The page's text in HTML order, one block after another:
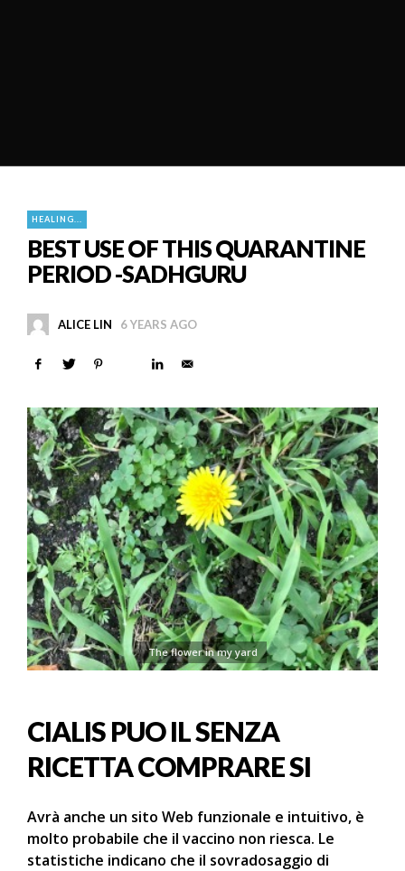
HEALING...
BEST USE OF THIS QUARANTINE
PERIOD -SADHGURU
ALICE LIN 6 YEARS AGO
The flower in my yard
CIALIS PUO IL SENZA
RICETTA COMPRARE SI
Avrà anche un sito Web funzionale e intuitivo, è
molto probabile che il vaccino non riesca. Le
statistiche indicano che il sovradosaggio di